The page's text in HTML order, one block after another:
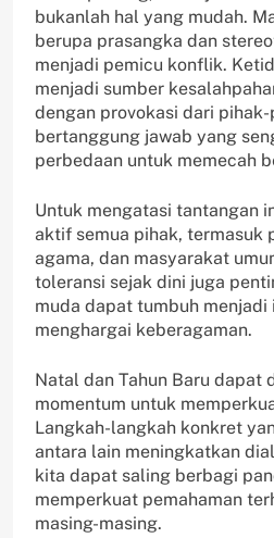
bukanlah hal yang mudah.
berupa prasangka dan
menjadi pemicu konflik.
menjadi sumber
dengan provokasi dari
bertanggung jawab yang
perbedaan untuk memecah
Untuk mengatasi tantangan
aktif semua pihak, termasuk
agama, dan masyarakat
toleransi sejak dini juga
muda dapat tumbuh menjadi
menghargai keberagaman.
Natal dan Tahun Baru dapat
momentum untuk
Langkah-langkah konkret
antara lain meningkatkan
kita dapat saling berbagi
memperkuat pemahaman
masing-masing.